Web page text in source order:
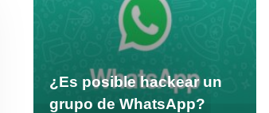
¿Es posible hackear un
grupo de WhatsApp?